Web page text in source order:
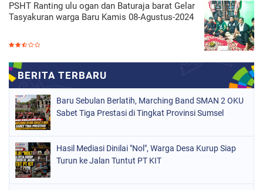
PSHT Ranting ulu ogan dan Baturaja barat Gelar
Tasyakuran warga Baru Kamis 08-Agustus-2024
Baru Sebulan Berlatih, Marching Band SMAN 2 OKU
Sabet Tiga Prestasi di Tingkat Provinsi Sumsel
Hasil Mediasi Dinilai "Nol", Warga Desa Kurup Siap
Turun ke Jalan Tuntut PT KIT